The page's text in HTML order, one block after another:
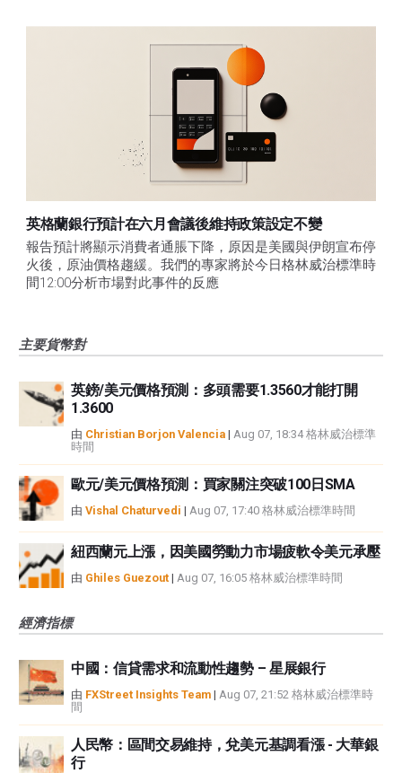
英格蘭銀行預計在六月會議後維持政策設定不變
報告預計將顯示消費者通脹下降，原因是美國與伊朗宣布停
火後，原油價格趨緩。我們的專家將於今日格林威治標準時
間12:00分析市場對此事件的反應
主要貨幣對
英鎊/美元價格預測：多頭需要1.3560才能打開
1.3600
由 Christian Borjon Valencia | Aug 07, 18:34 格林威治標準
時間
歐元/美元價格預測：買家關注突破100日SMA
由 Vishal Chaturvedi | Aug 07, 17:40 格林威治標準時間
紐西蘭元上漲，因美國勞動力市場疲軟令美元承壓
由 Ghiles Guezout | Aug 07, 16:05 格林威治標準時間
經濟指標
中國：信貸需求和流動性趨勢 – 星展銀行
由 FXStreet Insights Team | Aug 07, 21:52 格林威治標準時
間
人民幣：區間交易維持，兌美元基調看漲 - 大華銀
行